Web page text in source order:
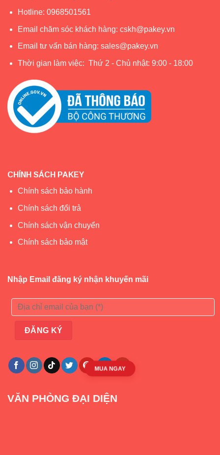
Mô tả cầu trượt Pakey xe bus
– Bộcầu trượtđi kèm với trò chơi bóng rổ giúp bé tăng
Hotline: 0968501561
Email chăm sóc khách hàng: cskh@pakey.vn
Email tư vấn bán hàng: sales@pakey.vn
Thời gian làm việc: Thứ 2 - Chủ nhật: 9:00 - 18:00
CHÍNH SÁCH PAKEY
Chính sách bảo hành
Chính sách đổi trả
Chính sách vận chuyển
Chính sách bảo mật
Nhập Email đăng ký nhận khuyến mãi
VĂN PHÒNG ĐẠI DIỆN
MUA NGAY